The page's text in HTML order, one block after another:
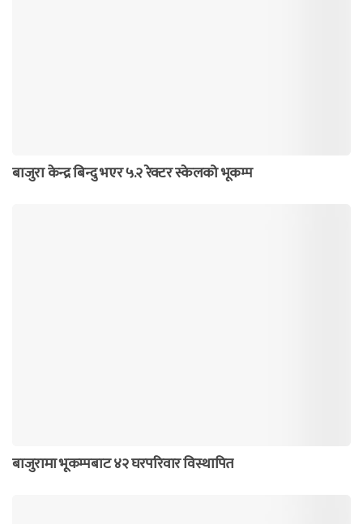
बाजुरा केन्द्र बिन्दु भएर ५.२ रेक्टर स्केलको भूकम्प
बाजुरामा भूकम्पबाट ४२ घरपरिवार विस्थापित